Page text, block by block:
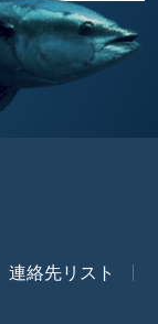
連絡先リスト